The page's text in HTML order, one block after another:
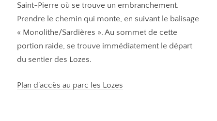
Saint-Pierre où se trouve un embranchement.
Prendre le chemin qui monte, en suivant le balisage
« Monolithe/Sardières ». Au sommet de cette
portion raide, se trouve immédiatement le départ
du sentier des Lozes.
Plan d’accès au parc les Lozes